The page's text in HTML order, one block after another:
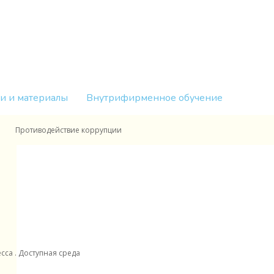
. Доступная среда
Противодействие коррупции
и материалы Внутрифирменное обучение